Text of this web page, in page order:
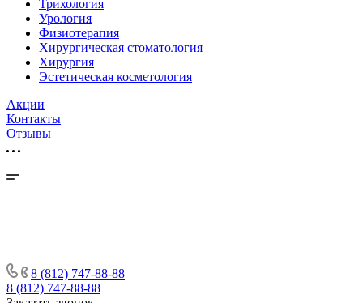
Трихология
Урология
Физиотерапия
Хирургическая стоматология
Хирургия
Эстетическая косметология
Акции
Контакты
Отзывы
8 (812) 747-88-88
8 (812) 747-88-88